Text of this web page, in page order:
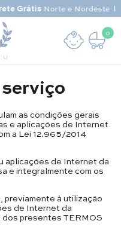
Nordeste R$699
0
0
as condições gerais
e aplicações de Internet
a Lei 12.965/2014
aplicações de Internet da
e integralmente com os
previamente à utilização
de Internet da
presentes TERMOS